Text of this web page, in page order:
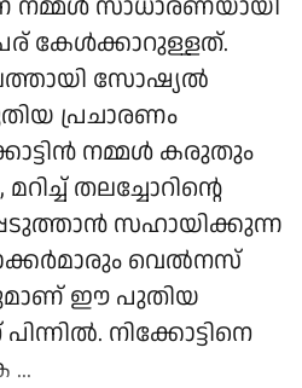
നമ്മൾ സാധാരണയായി
കേൾക്കാറുള്ളത്.
സോഷ്യൽ
പ്രചാരണം
നമ്മൾ കരുതും
തലച്ചോറിന്റെ
സഹായിക്കുന്ന
വെൽനസ്
ഈ പുതിയ
നിക്കോട്ടിനെ
...